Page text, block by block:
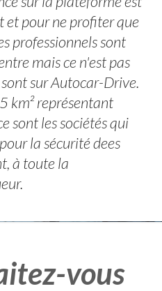
et pour ne profiter que
professionnels sont
mais ce n'est pas
sur Autocar-Drive.
km² représentant
sont les sociétés qui
la sécurité dees
à toute la
vous